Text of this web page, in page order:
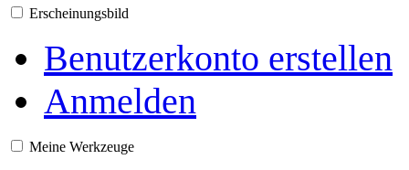
Erscheinungsbild
Benutzerkonto erstellen
Anmelden
Meine Werkzeuge